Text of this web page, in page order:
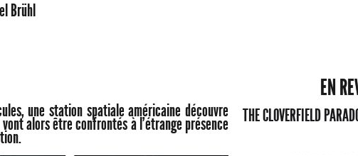
Brühl
une station spatiale américaine découvre
alors être confrontés à l'étrange présence
EN
THE CLOVERFIELD